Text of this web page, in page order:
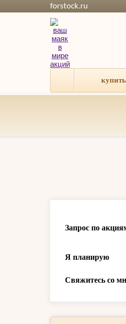
forstock.ru
купить
Запрос по
Я планирую
Свяжитесь со